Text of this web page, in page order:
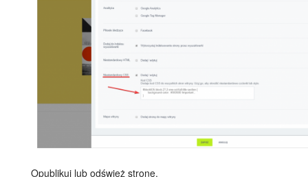
Opublikuj lub odśwież stronę.